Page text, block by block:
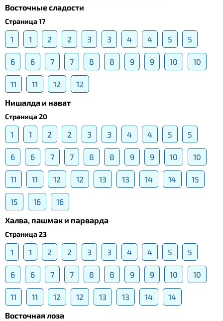
Восточные сладости
Страница 17
1 1 2 2 3 3 4 4 5 5
6 6 7 7 8 8 9 9 10 10
11 11 12
12
Нишалда и нават
Страница 20
1 1 2 2 3 3 4 4 5 5
6 6 7 7 8 8 9 9 10 10
11 11 12 12 13 13 14 14 15
15 16
16
Халва, пашмак и парварда
Страница 23
1 1 2 2 3 3 4 4 5 5
6 6 7 7 8 8 9 9 10 10
11 11 12 12 13 13 14
14
Восточная лоза